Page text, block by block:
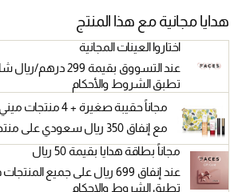
هدايا مجانية مع هذا المنتج
اختاروا العينات المجانية
عند التسووق بقيمة 299
تطبق الشروط والأحكام
مجاناً حقيبة صغيرة + 4 منتجات ميني
مع إنفاق 350 ريال سعودي على منتجات كلارينس
مجاناً بطاقة هدايا بقيمة 50 ريال
عند إنفاق 699 ريال على جميع
تطبق الشروط والاحكام